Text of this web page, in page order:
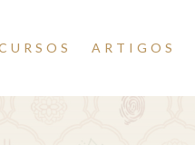
ARTIGOS